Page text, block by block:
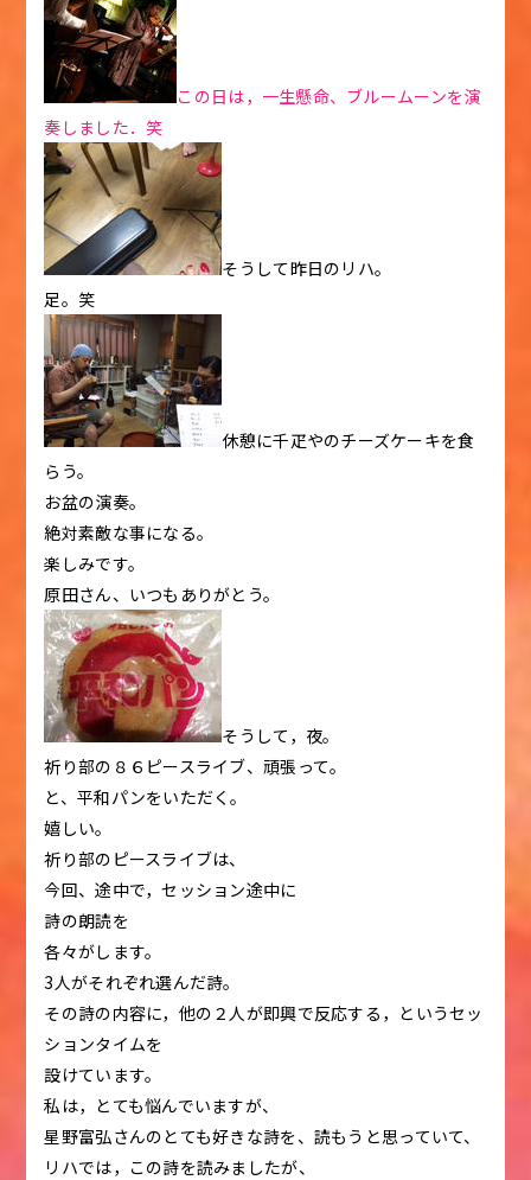
この日は，一生懸命、ブルームーンを演
奏しました．笑
そうして昨日のリハ。
足。笑
休憩に千疋やのチーズケーキを食
らう。
お盆の演奏。
絶対素敵な事になる。
楽しみです。
原田さん、いつもありがとう。
そうして，夜。
祈り部の８６ピースライブ、頑張って。
と、平和パンをいただく。
嬉しい。
祈り部のピースライブは、
今回、途中で，セッション途中に
詩の朗読を
各々がします。
3人がそれぞれ選んだ詩。
その詩の内容に，他の２人が即興で反応する，というセッ
ションタイムを
設けています。
私は，とても悩んでいますが、
星野富弘さんのとても好きな詩を、読もうと思っていて、
リハでは，この詩を読みましたが、